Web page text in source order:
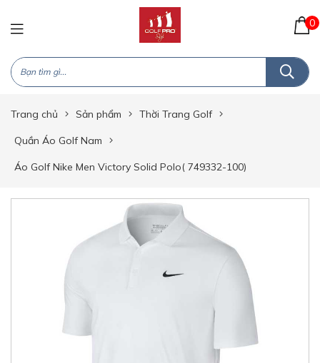
0
Trang chủ Sản phẩm Thời Trang Golf
Quần Áo Golf Nam
Áo Golf Nike Men Victory Solid Polo( 749332-100)